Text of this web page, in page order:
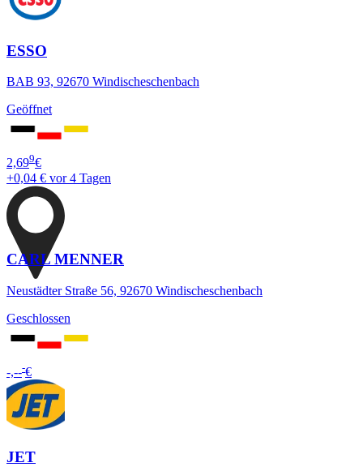
ESSO
BAB 93, 92670 Windischeschenbach
Geöffnet
2,699€
+0,04 € vor 4 Tagen
CARL MENNER
Neustädter Straße 56, 92670 Windischeschenbach
Geschlossen
-,---€
JET